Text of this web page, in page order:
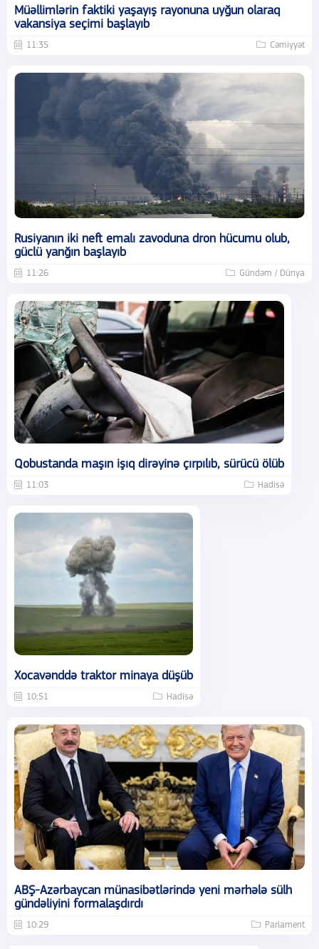
Müəllimlərin faktiki yaşayış rayonuna uyğun olaraq
vakansiya seçimi başlayıb
11:35 Cəmiyyət
Rusiyanın iki neft emalı zavoduna dron hücumu olub,
güclü yanğın başlayıb
11:26 Gündəm / Dünya
Qobustanda maşın işıq dirəyinə çırpılıb, sürücü ölüb
11:03 Hadisə
Xocavənddə traktor minaya düşüb
10:51 Hadisə
ABŞ-Azərbaycan münasibətlərində yeni mərhələ sülh
gündəliyini formalaşdırdı
10:29 Parlament